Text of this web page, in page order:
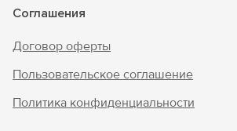
Соглашения
Договор оферты
Пользовательское соглашение
Политика конфиденциальности